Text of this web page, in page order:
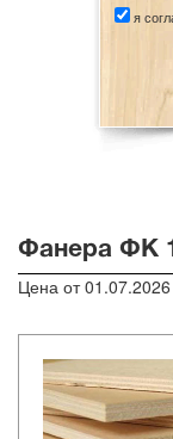
я
Фанера ФК
Цена от 01.07.2026